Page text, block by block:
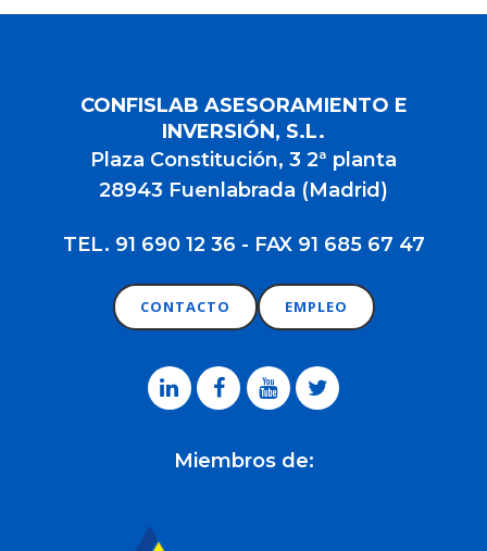
CONFISLAB ASESORAMIENTO E
INVERSIÓN, S.L.
Plaza Constitución, 3 2ª planta
28943 Fuenlabrada (Madrid)
TEL. 91 690 12 36 - FAX 91 685 67 47
CONTACTO EMPLEO
Miembros de: